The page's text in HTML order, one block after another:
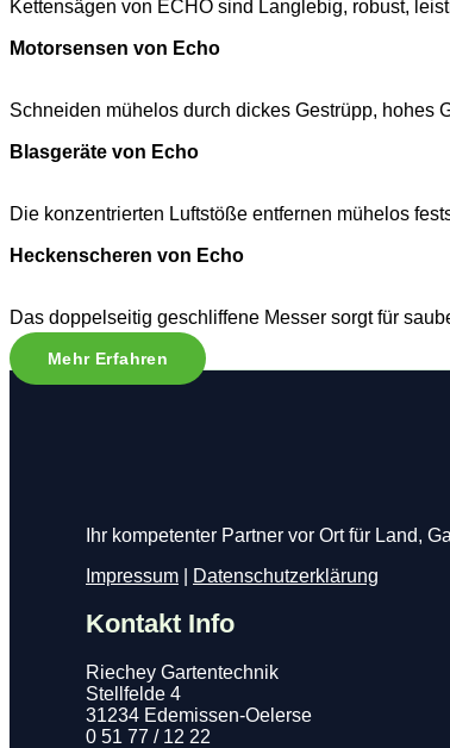
Kettensägen von ECHO sind Langlebig, robust,
Motorsensen von Echo
Schneiden mühelos durch dickes Gestrüpp, hohes
Blasgeräte von Echo
Die konzentrierten Luftstöße entfernen mühelos
Heckenscheren von Echo
Das doppelseitig geschliffene Messer sorgt für
Mehr Erfahren
Ihr kompetenter Partner vor Ort für Land,
Impressum
Datenschutzerklärung
Kontakt Info
Riechey Gartentechnik
Stellfelde 4
31234 Edemissen-Oelerse
0 51 77 / 12 22